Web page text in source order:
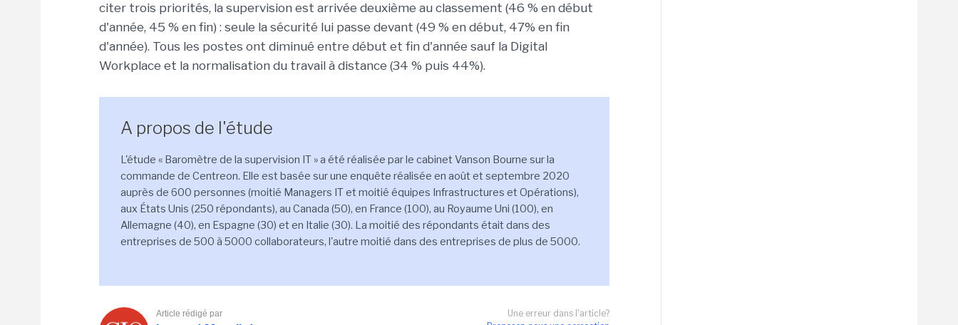
citer trois priorités, la supervision est arrivée deuxième au classement (46 % en début
d'année, 45 % en fin) : seule la sécurité lui passe devant (49 % en début, 47% en fin
d'année). Tous les postes ont diminué entre début et fin d'année sauf la Digital
Workplace et la normalisation du travail à distance (34 % puis 44%).
A propos de l'étude
L'étude « Baromètre de la supervision IT » a été réalisée par le cabinet Vanson Bourne sur la
commande de Centreon. Elle est basée sur une enquête réalisée en août et septembre 2020
auprès de 600 personnes (moitié Managers IT et moitié équipes Infrastructures et Opérations),
aux États Unis (250 répondants), au Canada (50), en France (100), au Royaume Uni (100), en
Allemagne (40), en Espagne (30) et en Italie (30). La moitié des répondants était dans des
entreprises de 500 à 5000 collaborateurs, l'autre moitié dans des entreprises de plus de 5000.
Une erreur dans l'article?
Article rédigé par